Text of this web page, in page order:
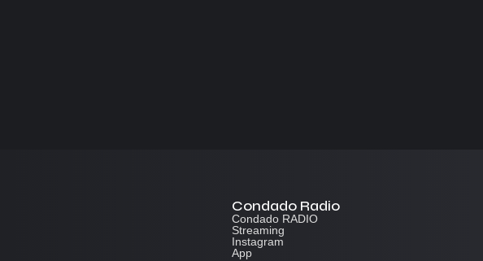
Condado Radio
Condado RADIO
Streaming
Instagram
App